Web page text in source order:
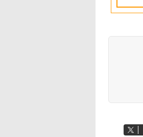
ユニファ
バーチャ
を含む】
￥1,766
7インチ
イ、色調